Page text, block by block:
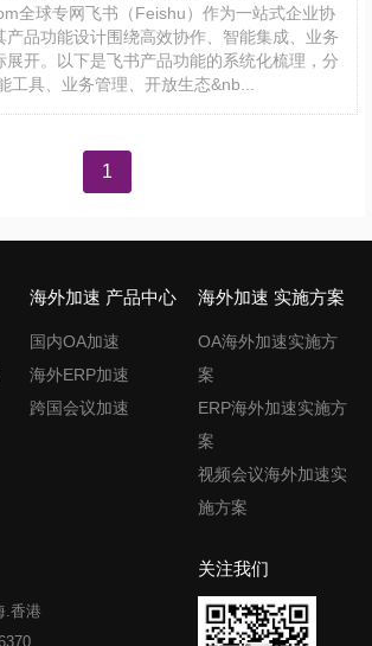
全球专网飞书（Feishu）作为一站式企业协
产品功能设计围绕高效协作、智能集成、业务
展开。以下是飞书产品功能的系统化梳理，分
工具、业务管理、开放生态&nb...
1
海外加速 产品中心
国内OA加速
海外ERP加速
跨国会议加速
海外加速 实施方案
OA海外加速实施方
案
ERP海外加速实施方
案
视频会议海外加速实
施方案
.香港
关注我们